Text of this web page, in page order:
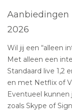
2026
Wil jij een “alleen
Met alleen een
Standaard live 1,2
en met Netflix of
Eventueel kunnen
zoals Skype of